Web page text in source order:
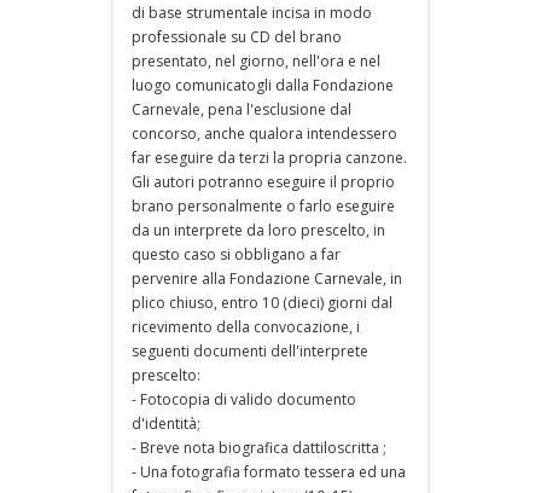
di base strumentale incisa in modo
professionale su CD del brano
presentato, nel giorno, nell'ora e nel
luogo comunicatogli dalla Fondazione
Carnevale, pena l'esclusione dal
concorso, anche qualora intendessero
far eseguire da terzi la propria canzone.
Gli autori potranno eseguire il proprio
brano personalmente o farlo eseguire
da un interprete da loro prescelto, in
questo caso si obbligano a far
pervenire alla Fondazione Carnevale, in
plico chiuso, entro 10 (dieci) giorni dal
ricevimento della convocazione, i
seguenti documenti dell'interprete
prescelto:
- Fotocopia di valido documento
d'identità;
- Breve nota biografica dattiloscritta ;
- Una fotografia formato tessera ed una